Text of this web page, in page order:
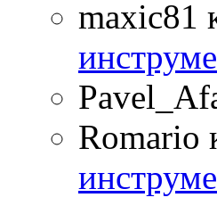
maxic81
Romario